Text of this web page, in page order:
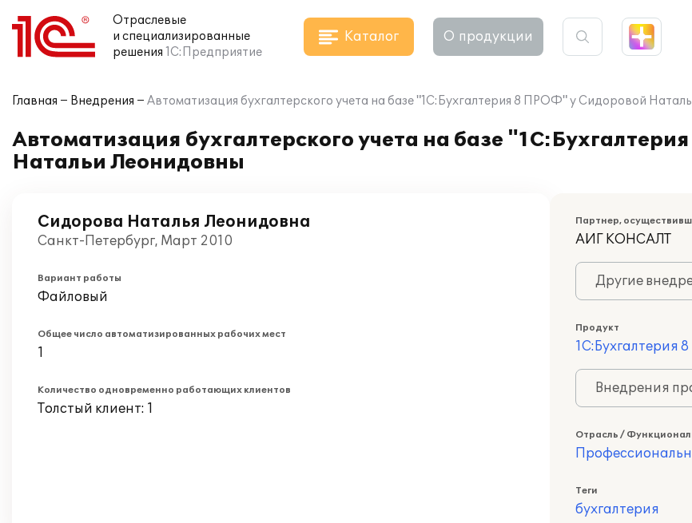
Отраслевые
и специализированные
решения 1С:Предприятие
Каталог О продукции
Главная Внедрения Автоматизация бухгалтерского учета на базе "1C:Бухгалтерия 8 ПРОФ" у Сидоровой
Автоматизация бухгалтерского учета на базе
Натальи Леонидовны
Сидорова Наталья Леонидовна
Санкт-Петербург, Март 2010
Вариант работы
Файловый
Общее число автоматизированных рабочих мест
1
Количество одновременно работающих клиентов
Толстый клиент: 1
Партнер,
АИГ КОНСАЛТ
Другие
Продукт
1С:Бухгалтерия 8
Внедрения
Отрасль /
Теги
бухгалтерия